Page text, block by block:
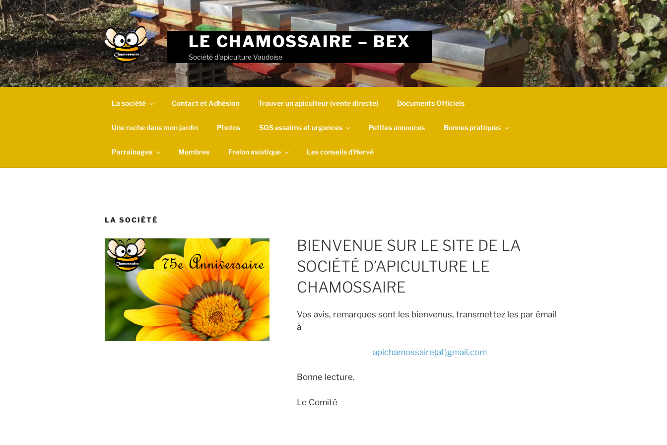
Skip
to
content
LE CHAMOSSAIRE – BEX
Société d'apiculture Vaudoise
La société Contact et Adhésion Trouver un apiculteur (vente directe) Documents Officiels
Une ruche dans mon jardin Photos SOS essaims et urgences Petites annonces Bonnes pratiques
Parrainages Membres Frelon asiatique Les conseils d’Hervé
LA SOCIÉTÉ
BIENVENUE SUR LE SITE DE LA
SOCIÉTÉ D’APICULTURE LE
CHAMOSSAIRE
Vos avis, remarques sont les bienvenus, transmettez les par émail
à
apichamossaire(at)gmail.com
Bonne lecture.
Le Comité